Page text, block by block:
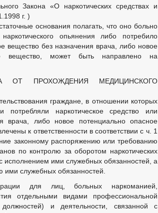
Закона «О наркотических средствах и
г. )
основания полагать, что оно больно
опьянения либо потребило
вещество без назначения врача, либо новое
вещество, может быть направлено на
ОТ ПРОХОЖДЕНИЯ МЕДИЦИНСКОГО
граждане, в отношении которых
наркотическое средство или
врача, либо новое потенциально опасное
к ответственности в соответствии с ч. 1
законному распоряжению или требованию
по контролю за оборотом наркотических
исполнением ими служебных обязанностей, а
ими служебных обязанностей.
для лиц, больных наркоманией,
отдельными видами профессиональной
и деятельности, связанной с